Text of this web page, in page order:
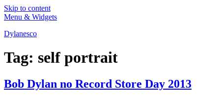
Skip to content
Menu & Widgets
Dylanesco
Tag: self portrait
Bob Dylan no Record Store Day 2013